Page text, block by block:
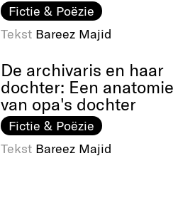
Fictie & Poëzie
Tekst Bareez Majid
De archivaris en haar
dochter: Een anatomie
van opa's dochter
Fictie & Poëzie
Tekst Bareez Majid